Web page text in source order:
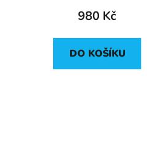
980 Kč
DO KOŠÍKU